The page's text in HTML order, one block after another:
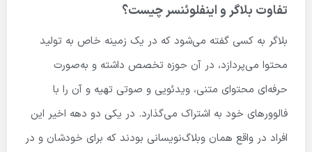
تفاوت بلاگر و اینفلوئنسر چیست؟
بلاگر به کسی گفته می‌شود که در یک زمینه خاص به تولید
محتوا می‌پردازد، در آن حوزه تخصص داشته و به‌صورت
حرفه‌ای محتوای متنی، ویدئویی و صوتی تهیه و آن را با
فالوورهای خود به اشتراک می‌گذارد. در یکی دو دهه اخیر این
افراد در واقع همان وبلاگ‌نویسانی بودند که برای خودشان و در